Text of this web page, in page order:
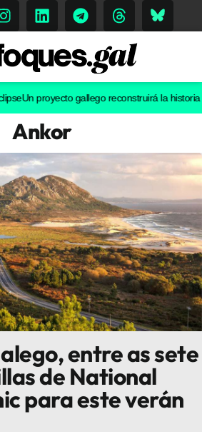
proyecto gallego reconstruirá la historia
Ankor
entre as sete
de National
para este verán